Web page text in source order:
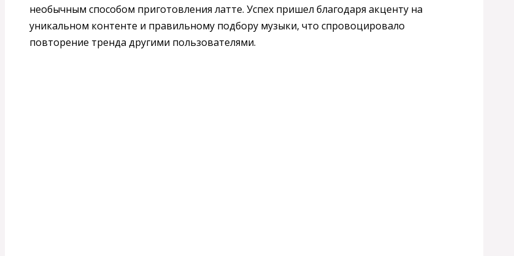
необычным способом приготовления латте. Успех пришел благодаря акценту на
уникальном контенте и правильному подбору музыки, что спровоцировало
повторение тренда другими пользователями.